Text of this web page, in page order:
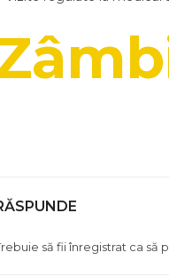
să fiiînregistrat ca să